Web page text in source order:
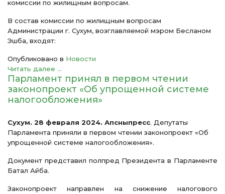
комиссии по жилищным вопросам.
В состав комиссии по жилищным вопросам
Администрации г. Сухум, возглавляемой мэром Бесланом
Эшба, входят:
Опубликовано в Новости
Читать далее ...
Парламент принял в первом чтении
законопроект «Об упрощенной системе
налогообложения»
Сухум. 28 февраля 2024. Апсныпресс. Депутаты
Парламента приняли в первом чтении законопроект «Об
упрощенной системе налогообложения».
Документ представил полпред Президента в Парламенте
Батал Айба.
Законопроект направлен на снижение налогового